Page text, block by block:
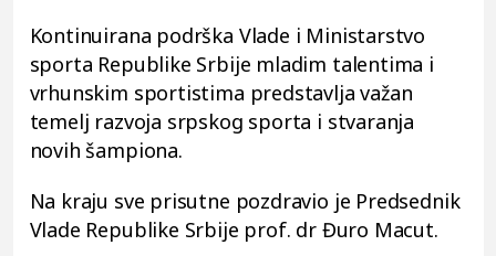
Kontinuirana podrška Vlade i Ministarstvo
sporta Republike Srbije mladim talentima i
vrhunskim sportistima predstavlja važan
temelj razvoja srpskog sporta i stvaranja
novih šampiona.
Na kraju sve prisutne pozdravio je Predsednik
Vlade Republike Srbije prof. dr Đuro Macut.